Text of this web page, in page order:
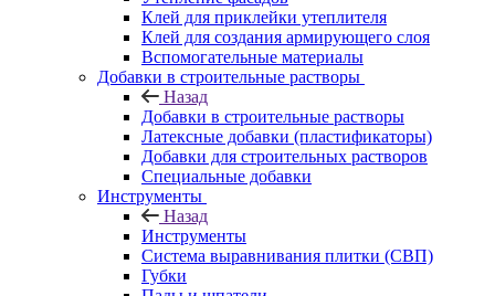
Клей для приклейки утеплителя
Клей для создания армирующего слоя
Вспомогательные материалы
Добавки в строительные растворы
Назад
Добавки в строительные растворы
Латексные добавки (пластификаторы)
Добавки для строительных растворов
Специальные добавки
Инструменты
Назад
Инструменты
Система выравнивания плитки (СВП)
Губки